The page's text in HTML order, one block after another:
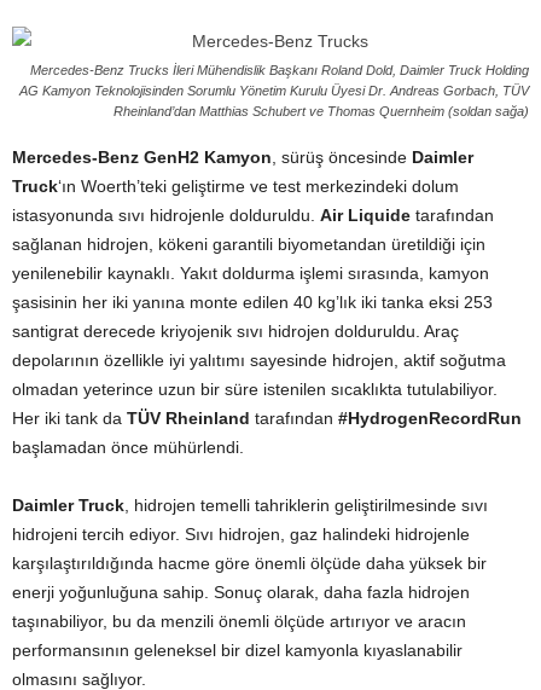
Mercedes-Benz Trucks İleri Mühendislik Başkanı Roland Dold, Daimler Truck Holding
AG Kamyon Teknolojisinden Sorumlu Yönetim Kurulu Üyesi Dr. Andreas Gorbach, TÜV
Rheinland’dan Matthias Schubert ve Thomas Quernheim (soldan sağa)
Mercedes-Benz GenH2 Kamyon , sürüş öncesinde Daimler
Truck‘ın Woerth’teki geliştirme ve test merkezindeki dolum
istasyonunda sıvı hidrojenle dolduruldu. Air Liquide tarafından
sağlanan hidrojen, kökeni garantili biyometandan üretildiği için
yenilenebilir kaynaklı. Yakıt doldurma işlemi sırasında, kamyon
şasisinin her iki yanına monte edilen 40 kg’lık iki tanka eksi 253
santigrat derecede kriyojenik sıvı hidrojen dolduruldu. Araç
depolarının özellikle iyi yalıtımı sayesinde hidrojen, aktif soğutma
olmadan yeterince uzun bir süre istenilen sıcaklıkta tutulabiliyor.
Her iki tank da TÜV Rheinland tarafından #HydrogenRecordRun
başlamadan önce mühürlendi.
Daimler Truck , hidrojen temelli tahriklerin geliştirilmesinde sıvı
hidrojeni tercih ediyor. Sıvı hidrojen, gaz halindeki hidrojenle
karşılaştırıldığında hacme göre önemli ölçüde daha yüksek bir
enerji yoğunluğuna sahip. Sonuç olarak, daha fazla hidrojen
taşınabiliyor, bu da menzili önemli ölçüde artırıyor ve aracın
performansının geleneksel bir dizel kamyonla kıyaslanabilir
olmasını sağlıyor.